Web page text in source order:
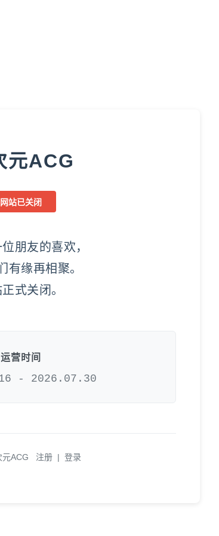
元ACG
网站已关闭
朋友的喜欢，
有缘再相聚。
式关闭。
运营时间
- 2026.07.30
ACG 注册 | 登录